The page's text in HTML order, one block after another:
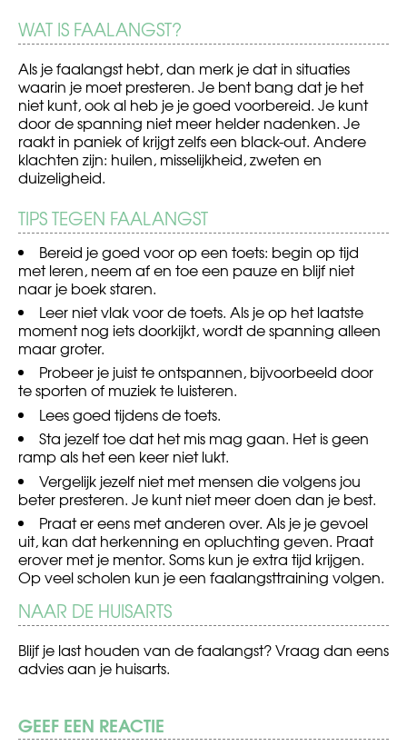
WAT IS FAALANGST?
Als je faalangst hebt, dan merk je dat in situaties
waarin je moet presteren. Je bent bang dat je het
niet kunt, ook al heb je je goed voorbereid. Je kunt
door de spanning niet meer helder nadenken. Je
raakt in paniek of krijgt zelfs een black-out. Andere
klachten zijn: huilen, misselijkheid, zweten en
duizeligheid.
TIPS TEGEN FAALANGST
Bereid je goed voor op een toets: begin op tijd
met leren, neem af en toe een pauze en blijf niet
naar je boek staren.
Leer niet vlak voor de toets. Als je op het laatste
moment nog iets doorkijkt, wordt de spanning alleen
maar groter.
Probeer je juist te ontspannen, bijvoorbeeld door
te sporten of muziek te luisteren.
Lees goed tijdens de toets.
Sta jezelf toe dat het mis mag gaan. Het is geen
ramp als het een keer niet lukt.
Vergelijk jezelf niet met mensen die volgens jou
beter presteren. Je kunt niet meer doen dan je best.
Praat er eens met anderen over. Als je je gevoel
uit, kan dat herkenning en opluchting geven. Praat
erover met je mentor. Soms kun je extra tijd krijgen.
Op veel scholen kun je een faalangsttraining volgen.
NAAR DE HUISARTS
Blijf je last houden van de faalangst? Vraag dan eens
advies aan je huisarts.
GEEF EEN REACTIE